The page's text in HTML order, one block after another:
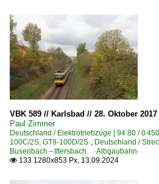
VBK 589 // Karlsbad // 28. Oktober 2017
Paul Zimmer
Deutschland / Elektrotriebzüge | 94 80 / 0
100C/2S, GT8-100D/2S· Deutschland /
Busenbach – Ittersbach ·Albgaubahn·
 133 1280x853 Px, 13.09.2024